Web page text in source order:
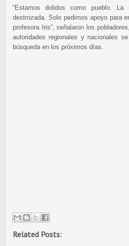
“Estamos dolidos como pueblo.
destrozada. Solo pedimos apoyo para
profesora Iris”, señalaron los
autoridades regionales y nacionales
búsqueda en los próximos días.
Related Posts: